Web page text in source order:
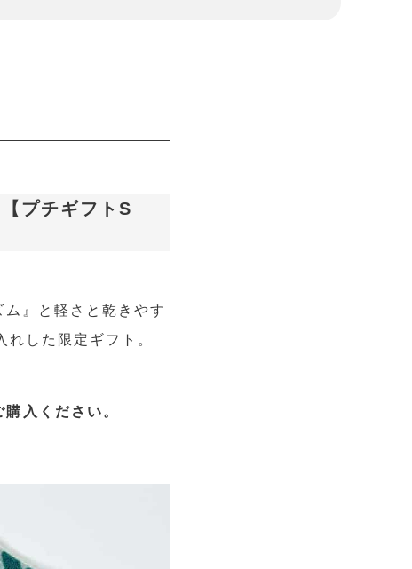
プチギフトS
』と軽さと乾きやす
した限定ギフト。
購入ください。